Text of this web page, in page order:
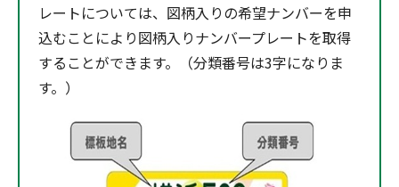
レートについては、図柄入りの希望ナンバーを申
込むことにより図柄入りナンバープレートを取得
することができます。（分類番号は3字になりま
す。）